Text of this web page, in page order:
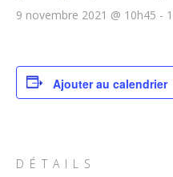
9 novembre 2021 @ 10h45 -
Ajouter au calendrier
DÉTAILS